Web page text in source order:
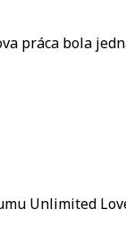
práca bola
Unlimited